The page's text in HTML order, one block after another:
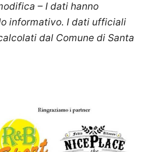
– I dati hanno
informativo. I dati ufficiali
dal Comune di Santa